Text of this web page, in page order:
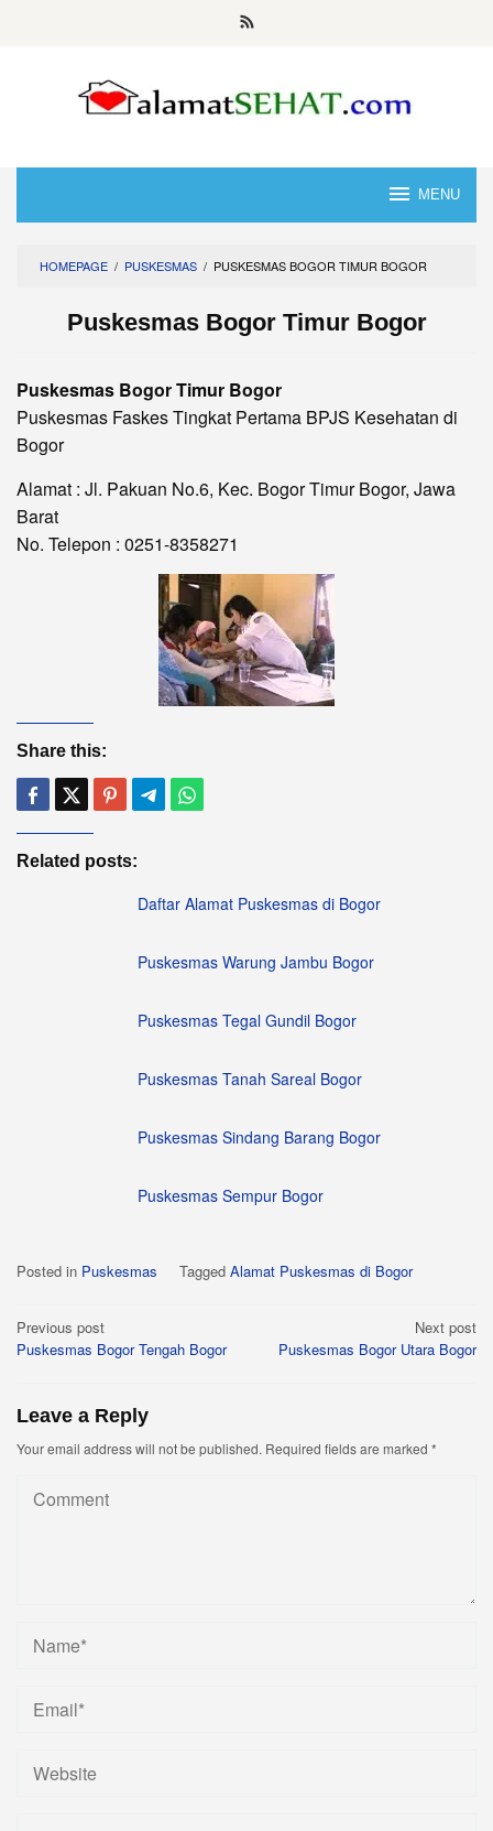
MENU
HOMEPAGE / PUSKESMAS / PUSKESMAS BOGOR TIMUR BOGOR
Puskesmas Bogor Timur Bogor
Puskesmas Bogor Timur Bogor
Puskesmas Faskes Tingkat Pertama BPJS Kesehatan di
Bogor
Alamat : Jl. Pakuan No.6, Kec. Bogor Timur Bogor, Jawa
Barat
No. Telepon : 0251-8358271
Share this:
Related posts:
Daftar Alamat Puskesmas di Bogor
Puskesmas Warung Jambu Bogor
Puskesmas Tegal Gundil Bogor
Puskesmas Tanah Sareal Bogor
Puskesmas Sindang Barang Bogor
Puskesmas Sempur Bogor
Posted in Puskesmas Tagged Alamat Puskesmas di Bogor
Post
navigation
Previous post
Puskesmas Bogor Tengah Bogor
Next post
Puskesmas Bogor Utara Bogor
Leave a Reply
Your email address will not be published. Required fields are marked *